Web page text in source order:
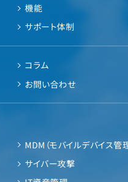
機能
サポート体制
コラム
お問い合わせ
MDM（モバイルデバイス管理
サイバー攻撃